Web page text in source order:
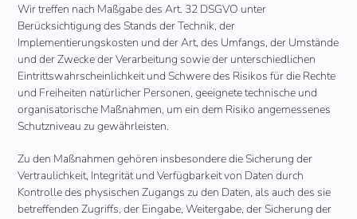
Wir treffen nach Maßgabe des Art. 32 DSGVO unter
Berücksichtigung des Stands der Technik, der
Implementierungskosten und der Art, des Umfangs, der Umstände
und der Zwecke der Verarbeitung sowie der unterschiedlichen
Eintrittswahrscheinlichkeit und Schwere des Risikos für die Rechte
und Freiheiten natürlicher Personen, geeignete technische und
organisatorische Maßnahmen, um ein dem Risiko angemessenes
Schutzniveau zu gewährleisten.
Zu den Maßnahmen gehören insbesondere die Sicherung der
Vertraulichkeit, Integrität und Verfügbarkeit von Daten durch
Kontrolle des physischen Zugangs zu den Daten, als auch des sie
betreffenden Zugriffs, der Eingabe, Weitergabe, der Sicherung der